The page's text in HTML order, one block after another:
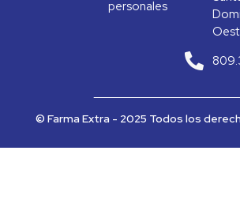
personales
© Farma Extra - 2025 Todos los